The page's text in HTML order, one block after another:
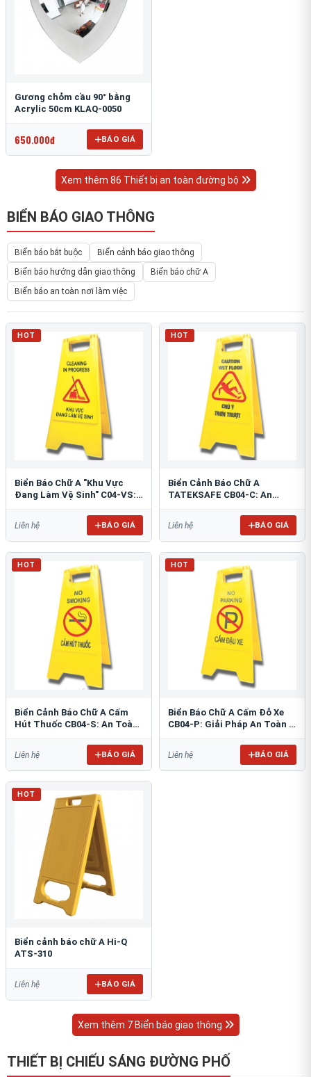
Gương chỏm cầu 90° bằng
Acrylic 50cm KLAQ-0050
650.000đ BÁO GIÁ
Xem thêm 86 Thiết bị an toàn đường bộ
BIỂN BÁO GIAO THÔNG
Biển báo bắt buộc
Biển cảnh báo giao thông
Biển báo hướng dẫn giao thông
Biển báo chữ A
Biển báo an toàn nơi làm việc
HOT
Biển Báo Chữ A "Khu Vực
Đang Làm Vệ Sinh" C04-VS:
Liên hệ BÁO GIÁ
HOT
Biển Cảnh Báo Chữ A
TATEKSAFE CB04-C: An
Liên hệ BÁO GIÁ
HOT
Biển Cảnh Báo Chữ A Cấm
Hút Thuốc CB04-S: An Toàn
Liên hệ BÁO GIÁ
HOT
Biển Báo Chữ A Cấm Đỗ Xe
CB04-P: Giải Pháp An Toàn &
Liên hệ BÁO GIÁ
HOT
Biển cảnh báo chữ A Hi-Q
ATS-310
Liên hệ BÁO GIÁ
Xem thêm 7 Biển báo giao thông
THIẾT BỊ CHIẾU SÁNG ĐƯỜNG PHỐ